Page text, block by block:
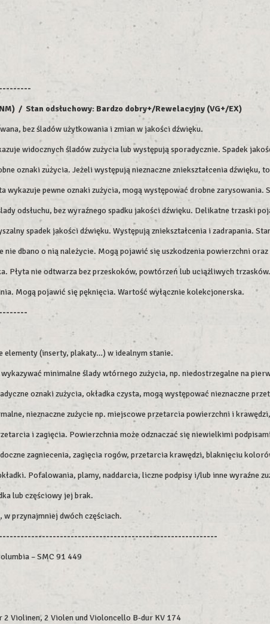
/ Stan odsłuchowy: Bardzo dobry+/Rewelacyjny (VG+/EX)
bez śladów użytkowania i zmian w jakości dźwięku.
widocznych śladów zużycia lub występują sporadycznie. Spadek
oznaki zużycia. Jeżeli występują nieznaczne zniekształcenia dźwięku,
wykazuje pewne oznaki zużycia, mogą występować drobne zarysowania.
odsłuchu, bez wyraźnego spadku jakości dźwięku. Delikatne trzaski
spadek jakości dźwięku. Występują zniekształcenia i zadrapania.
dbano o nią należycie. Mogą pojawić się uszkodzenia powierzchni
Płyta nie odtwarza bez przeskoków, powtórzeń lub uciążliwych trzasków.
Mogą pojawić się pęknięcia. Wartość wyłącznie kolekcjonerska.
elementy (inserty, plakaty…) w idealnym stanie.
minimalne ślady wtórnego zużycia, np. niedostrzegalne na
oznaki zużycia, okładka czysta, mogą występować nieznaczne
nieznaczne zużycie np. miejscowe przetarcia powierzchni i
i zagięcia. Powierzchnia może odznaczać się niewielkimi
zagniecenia, zagięcia rogów, przetarcia krawędzi, blaknięciu
Pofalowania, plamy, naddarcia, liczne podpisy i/lub inne wyraźne
lub częściowy jej brak.
w przynajmniej dwóch częściach.
– SMC 91 449
Violinen, 2 Violen und Violoncello B-dur KV 174